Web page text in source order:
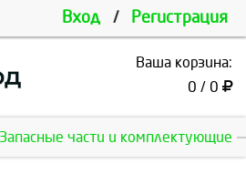
Вход / Регистрация
Ваша корзина:
0 / 0
Запасные части и комплектующие